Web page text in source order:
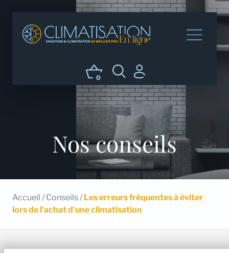
0
Nos conseils
Accueil / Conseils/ Les erreurs fréquentes à éviter
lors de l’achat d’une climatisation